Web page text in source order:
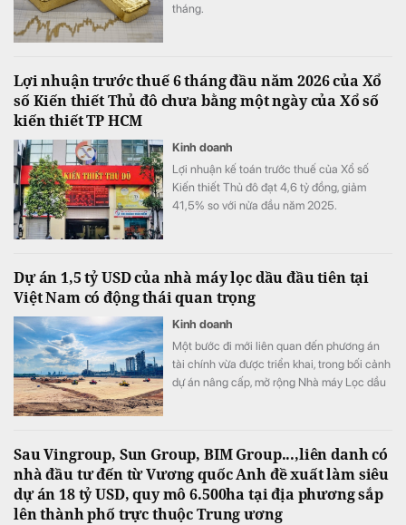
tháng.
Lợi nhuận trước thuế 6 tháng đầu năm 2026 của Xổ
số Kiến thiết Thủ đô chưa bằng một ngày của Xổ số
kiến thiết TP HCM
Kinh doanh
Lợi nhuận kế toán trước thuế của Xổ số
Kiến thiết Thủ đô đạt 4,6 tỷ đồng, giảm
41,5% so với nửa đầu năm 2025.
Dự án 1,5 tỷ USD của nhà máy lọc dầu đầu tiên tại
Việt Nam có động thái quan trọng
Kinh doanh
Một bước đi mới liên quan đến phương án
tài chính vừa được triển khai, trong bối cảnh
dự án nâng cấp, mở rộng Nhà máy Lọc dầu
Sau Vingroup, Sun Group, BIM Group...,liên danh có
nhà đầu tư đến từ Vương quốc Anh đề xuất làm siêu
dự án 18 tỷ USD, quy mô 6.500ha tại địa phương sắp
lên thành phố trực thuộc Trung ương